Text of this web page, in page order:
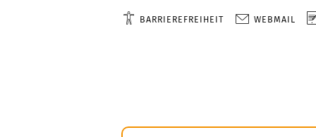
BARRIEREFREIHEIT WEBMAIL